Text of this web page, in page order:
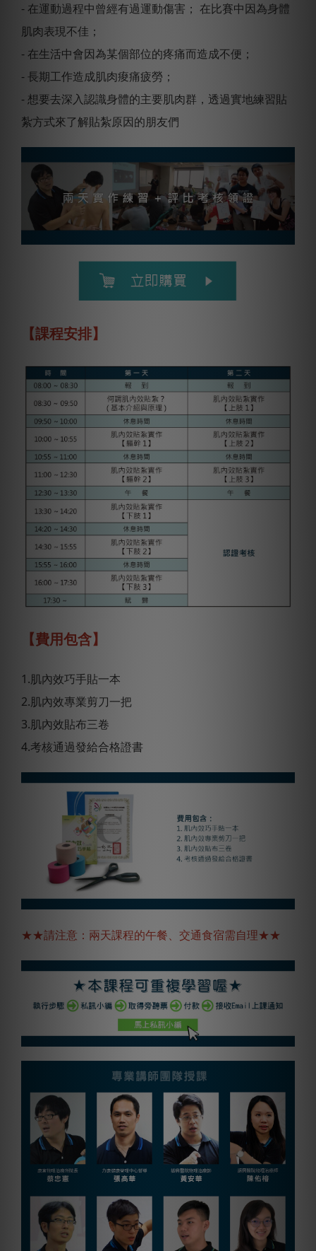
- 在運動過程中曾經有過運動傷害； 在比賽中因為身體
肌肉表現不佳；
- 在生活中會因為某個部位的疼痛而造成不便；
- 長期工作造成肌肉痠痛疲勞；
- 想要去深入認識身體的主要肌肉群，透過實地練習貼
紮方式來了解貼紮原因的朋友們
【課程安排】
【費用包含】
1.肌內效巧手貼一本
2.肌內效專業剪刀一把
3.肌內效貼布三卷
4.考核通過發給合格證書
★★請注意：兩天課程的午餐、交通食宿需自理★★